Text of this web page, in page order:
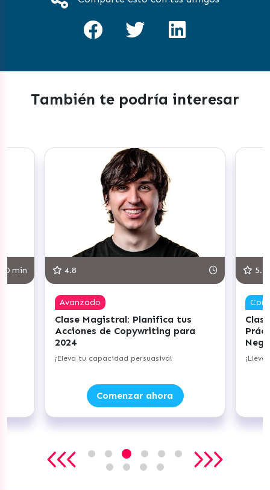
También te podría interesar
min 4.8
Avanzado
Clase Magistral: Planifica tus
Acciones de Copywriting para
2024
¡Eleva tu capacidad persuasiva!
Comenzar ahora
5.0